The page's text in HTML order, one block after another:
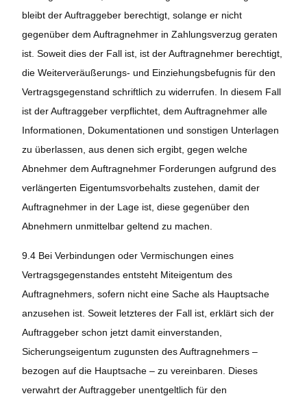
bleibt der Auftraggeber berechtigt, solange er nicht
gegenüber dem Auftragnehmer in Zahlungsverzug geraten
ist. Soweit dies der Fall ist, ist der Auftragnehmer berechtigt,
die Weiterveräußerungs- und Einziehungsbefugnis für den
Vertragsgegenstand schriftlich zu widerrufen. In diesem Fall
ist der Auftraggeber verpflichtet, dem Auftragnehmer alle
Informationen, Dokumentationen und sonstigen Unterlagen
zu überlassen, aus denen sich ergibt, gegen welche
Abnehmer dem Auftragnehmer Forderungen aufgrund des
verlängerten Eigentumsvorbehalts zustehen, damit der
Auftragnehmer in der Lage ist, diese gegenüber den
Abnehmern unmittelbar geltend zu machen.
9.4 Bei Verbindungen oder Vermischungen eines
Vertragsgegenstandes entsteht Miteigentum des
Auftragnehmers, sofern nicht eine Sache als Hauptsache
anzusehen ist. Soweit letzteres der Fall ist, erklärt sich der
Auftraggeber schon jetzt damit einverstanden,
Sicherungseigentum zugunsten des Auftragnehmers –
bezogen auf die Hauptsache – zu vereinbaren. Dieses
verwahrt der Auftraggeber unentgeltlich für den